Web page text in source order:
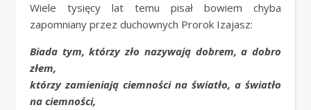
Wiele tysięcy lat temu pisał bowiem chyba
zapomniany przez duchownych Prorok Izajasz:
Biada tym, którzy zło nazywają dobrem, a dobro
złem,
którzy zamieniają ciemności na światło, a światło
na ciemności,